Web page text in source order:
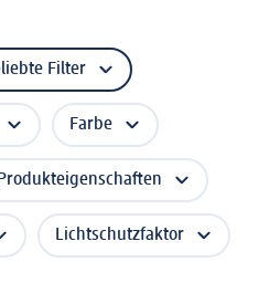
Filter
Farbe
Lichtschutzfaktor